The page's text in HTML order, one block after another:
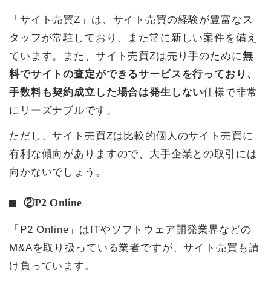
「サイト売買Z」は、サイト売買の経験が豊富なス
タッフが常駐しており、また常に新しい案件を備え
ています。また、サイト売買Zは売り手のために無
料でサイトの査定ができるサービスを行っており、
手数料も契約成立した場合は発生しない仕様で非常
にリーズナブルです。
ただし、サイト売買Zは比較的個人のサイト売買に
有利な傾向がありますので、大手企業との取引には
向かないでしょう。
②P2 Online
「P2 Online」はITやソフトウェア開発業界などの
M&Aを取り扱っている業者ですが、サイト売買も請
け負っています。